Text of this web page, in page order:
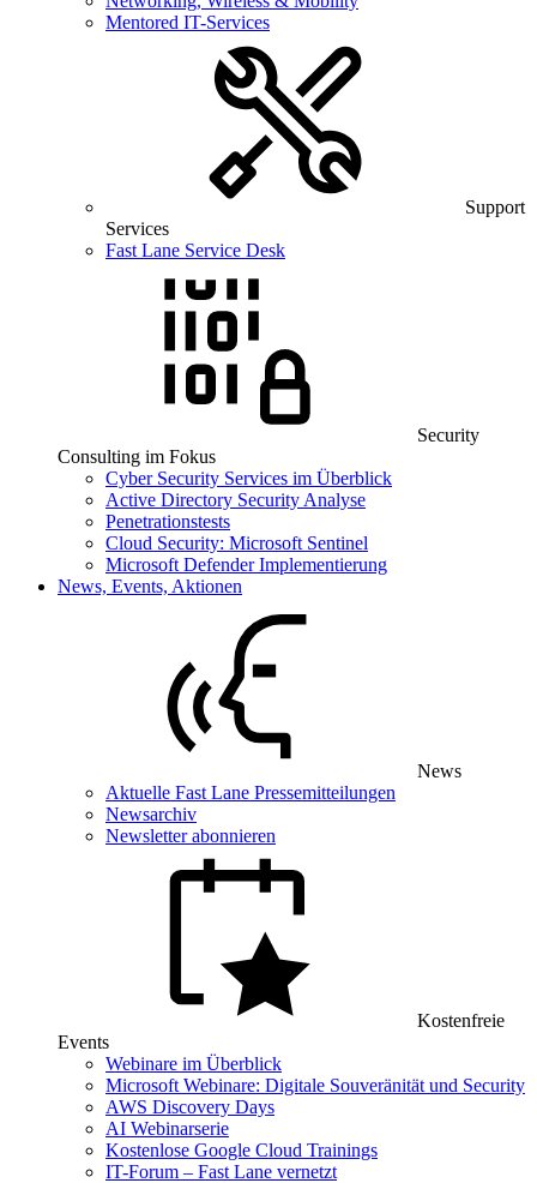
Mentored IT-Services
Support
Services
Fast Lane Service Desk
Security
Consulting im Fokus
Cyber Security Services im Überblick
Active Directory Security Analyse
Penetrationstests
Cloud Security: Microsoft Sentinel
Microsoft Defender Implementierung
News, Events, Aktionen
News
Aktuelle Fast Lane Pressemitteilungen
Newsarchiv
Newsletter abonnieren
Kostenfreie
Events
Webinare im Überblick
Microsoft Webinare: Digitale Souveränität und Security
AWS Discovery Days
AI Webinarserie
Kostenlose Google Cloud Trainings
IT-Forum – Fast Lane vernetzt